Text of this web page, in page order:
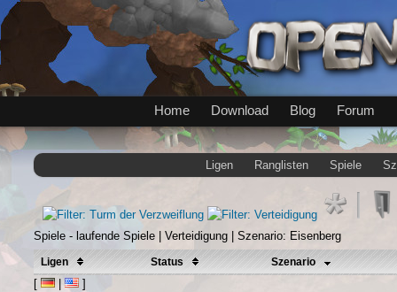
Home Download Blog Forum
Ligen Ranglisten Spiele
Spiele - laufende Spiele | Verteidigung | Szenario: Eisenberg
Ligen Status Szenario
[ | ]